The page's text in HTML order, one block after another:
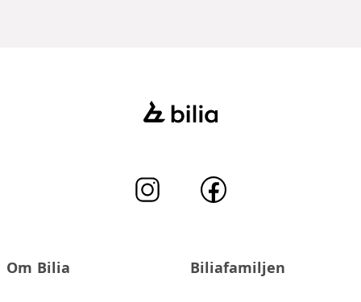
Om Bilia Biliafamiljen